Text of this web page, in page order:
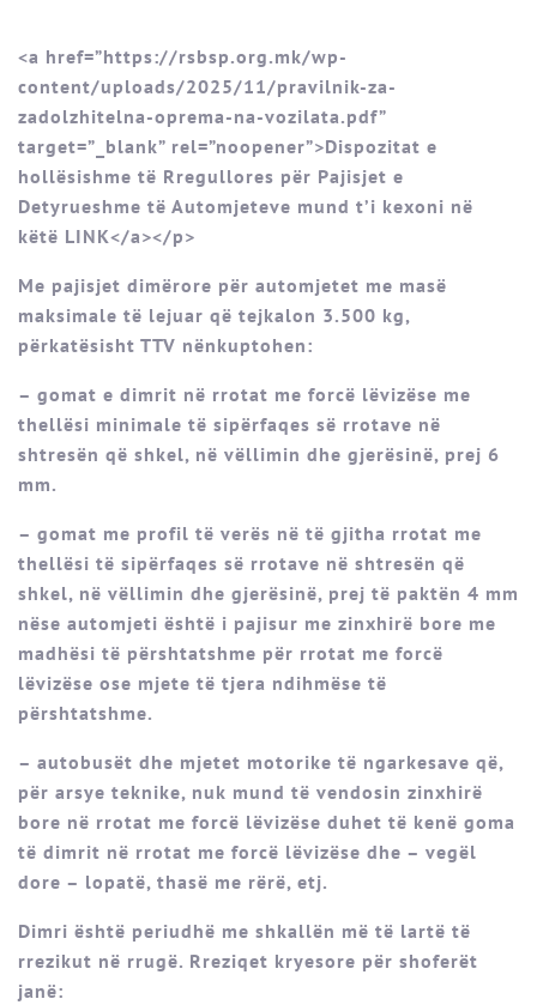
<a href=”https://rsbsp.org.mk/wp-
content/uploads/2025/11/pravilnik-za-
zadolzhitelna-oprema-na-vozilata.pdf”
target=”_blank” rel=”noopener”>Dispozitat e
hollësishme të Rregullores për Pajisjet e
Detyrueshme të Automjeteve mund t’i kexoni në
këtë LINK</a></p>
Me pajisjet dimërore për automjetet me masë
maksimale të lejuar që tejkalon 3.500 kg,
përkatësisht TTV nënkuptohen:
– gomat e dimrit në rrotat me forcë lëvizëse me
thellësi minimale të sipërfaqes së rrotave në
shtresën që shkel, në vëllimin dhe gjerësinë, prej 6
mm.
– gomat me profil të verës në të gjitha rrotat me
thellësi të sipërfaqes së rrotave në shtresën që
shkel, në vëllimin dhe gjerësinë, prej të paktën 4 mm
nëse automjeti është i pajisur me zinxhirë bore me
madhësi të përshtatshme për rrotat me forcë
lëvizëse ose mjete të tjera ndihmëse të
përshtatshme.
– autobusët dhe mjetet motorike të ngarkesave që,
për arsye teknike, nuk mund të vendosin zinxhirë
bore në rrotat me forcë lëvizëse duhet të kenë goma
të dimrit në rrotat me forcë lëvizëse dhe – vegël
dore – lopatë, thasë me rërë, etj.
Dimri është periudhë me shkallën më të lartë të
rrezikut në rrugë. Rreziqet kryesore për shoferët
janë: